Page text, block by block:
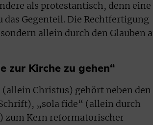
als protestantisch, denn eine
Gegenteil. Die Rechtfertigung
allein durch den Glauben
zur Kirche zu gehen“
Christus) gehört neben den
„sola fide“ (allein durch
zum Kern reformatorischer